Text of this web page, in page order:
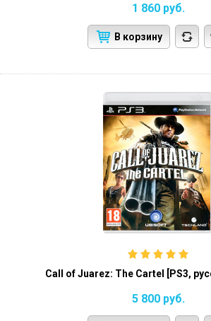
1 860 руб.
В корзину
Call of Juarez: The Cartel [PS3,
5 800 руб.